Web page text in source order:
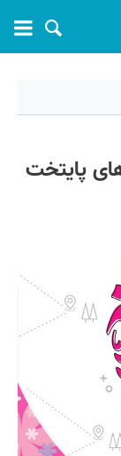
پایتخت